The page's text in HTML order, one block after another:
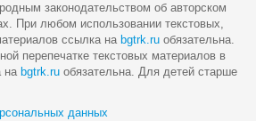
законодательством об авторском
При любом использовании текстовых,
ссылка на bgtrk.ru обязательна.
перепечатке текстовых материалов в
на bgtrk.ru обязательна. Для детей старше
данных